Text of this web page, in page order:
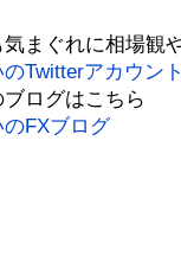
気まぐれに相場観
Twitterアカウン
ブログはこちら
FXブログ